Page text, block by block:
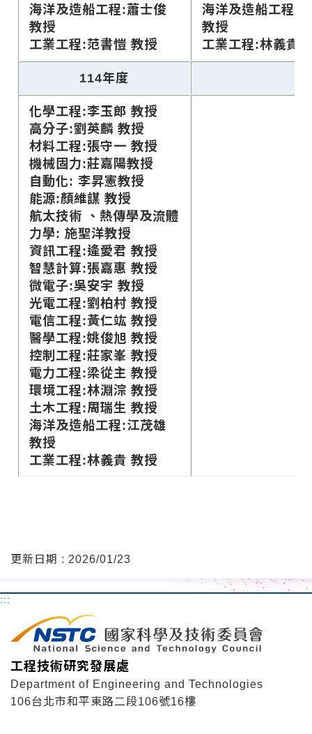
海洋及造船工程:蕭士俊
教授
工業工程:范書愷 教授
海洋及造船工程:
教授
工業工程:林義貴
114年度
化學工程:李玉郎 教授
高分子:劉英麟 教授
材料工程:張守一 教授
機械固力:莊嘉陽教授
自動化: 李昇憲教授
能源:顏維謀 教授
航太技術 、熱傳學及流體
力學: 施聖洋教授
資訊工程:逄愛君 教授
智慧計算:張嘉惠 教授
微電子:吳安宇 教授
光電工程:劉柏村 教授
電信工程:黃仁竑 教授
醫學工程:姚俊旭 教授
控制工程:莊家峯 教授
電力工程:梁從主 教授
環境工程:林淵淙 教授
土木工程:周瑞生 教授
海洋及造船工程:江茂雄
教授
工業工程:林義貴 教授
更新日期 : 2026/01/23
:::
工程技術研究發展處
Department of Engineering and Technologies
106台北市和平東路二段106號16樓